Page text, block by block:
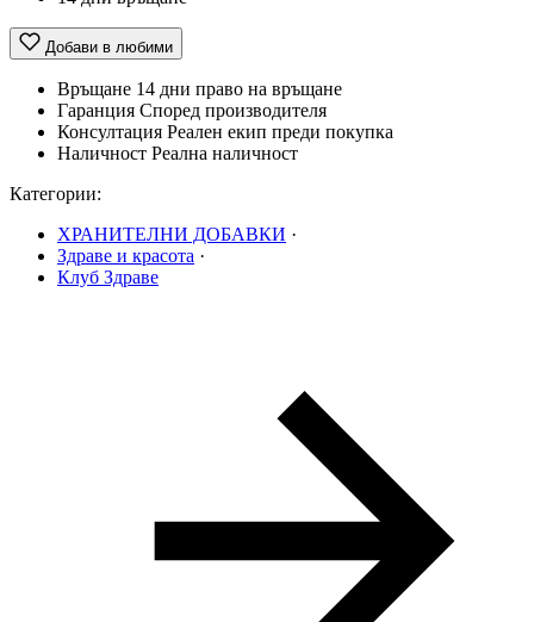
Добави в любими
Връщане 14 дни право на връщане
Гаранция Според производителя
Консултация Реален екип преди покупка
Наличност Реална наличност
Категории:
ХРАНИТЕЛНИ ДОБАВКИ ·
Здраве и красота ·
Клуб Здраве